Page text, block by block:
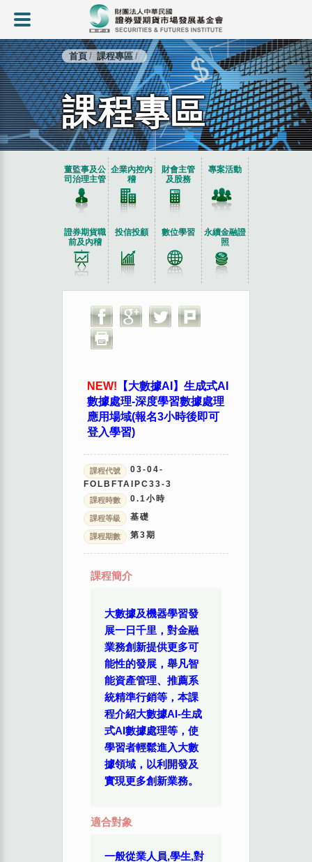
首頁 課程專區
課程專區
董監事及公
司治理主管
企業內控內
稽
財會主管
及股務
專案活動
證券期貨職
前及內稽
投信投顧 數位學習
永續金融證
照
NEW! 【大數據AI】生成式AI
數據處理-深度學習數據處理
應用場域(報名3小時後即可
登入學習)
課程代號
03-04-
FOLBFTAIPC33-3
課程時數 0.1小時
課程等級 基礎
課程期數 第3期
課程簡介
大數據及機器學習發
展一日千里，對金融
業務創新提供更多可
能性的發展，舉凡智
能資產管理、推薦系
統精準行銷等，本課
程介紹大數據AI-生成
式AI數據處理等，使
學習者輕鬆進入大數
據領域，以利開發及
實現更多創新業務。
適合對象
一般從業人員,學生,對